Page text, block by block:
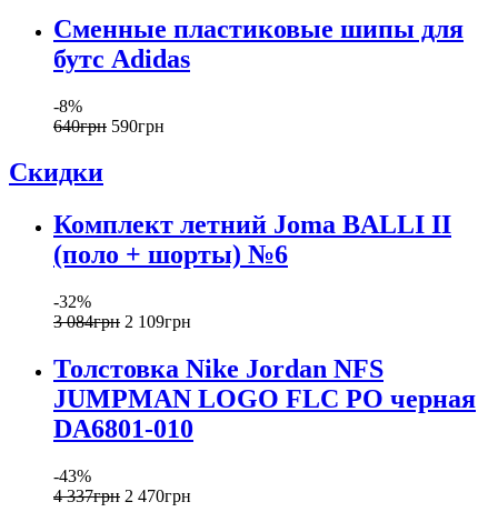
Сменные пластиковые шипы для
бутс Adidas
-8%
640грн 590грн
Скидки
Комплект летний Joma BALLI II
(поло + шорты) №6
-32%
3 084грн 2 109грн
Толстовка Nike Jordan NFS
JUMPMAN LOGO FLC PO черная
DA6801-010
-43%
4 337грн 2 470грн